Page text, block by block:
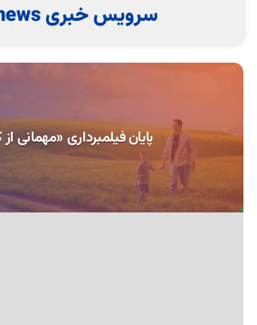
سرویس خبری parsinews
پایان فیلمبرداری «مهمانی از